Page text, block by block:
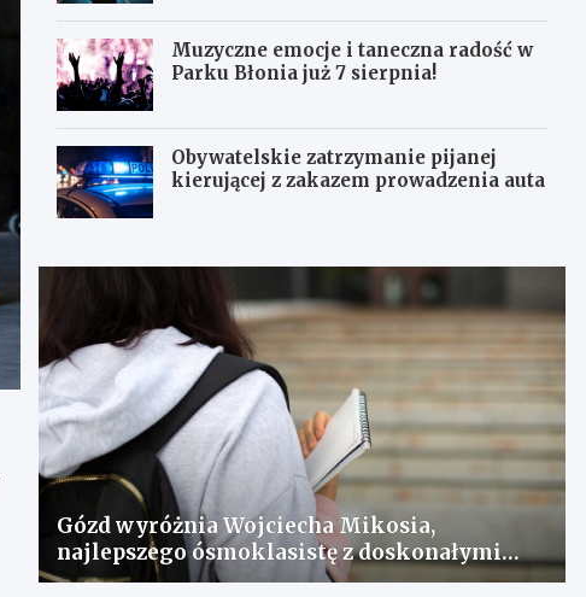
Muzyczne emocje i taneczna radość w
Parku Błonia już 7 sierpnia!
Obywatelskie zatrzymanie pijanej
kierującej z zakazem prowadzenia auta
Gózd wyróżnia Wojciecha Mikosia,
najlepszego ósmoklasistę z doskonałymi
wynikami!